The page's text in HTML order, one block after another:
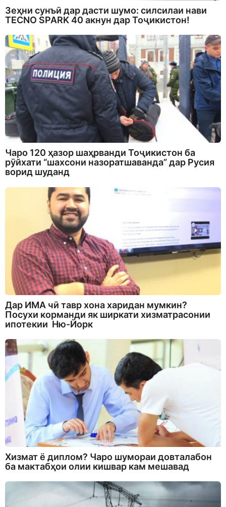
Зеҳни сунъӣ дар дасти шумо: силсилаи нави
TECNO SPARK 40 акнун дар Тоҷикистон!
Чаро 120 ҳазор шаҳрванди Тоҷикистон ба
рӯйхати “шахсони назоратшаванда” дар Русия
ворид шуданд
Дар ИМА чӣ тавр хона харидан мумкин?
Посухи корманди як ширкати хизматрасонии
ипотекии Ню-Йорк
Хизмат ё диплом? Чаро шумораи довталабон
ба мактабҳои олии кишвар кам мешавад